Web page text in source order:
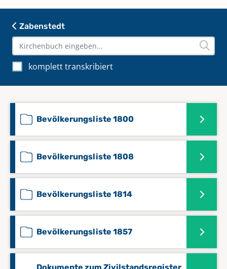
Zabenstedt
komplett transkribiert
Bevölkerungsliste 1800
Bevölkerungsliste 1808
Bevölkerungsliste 1814
Bevölkerungsliste 1857